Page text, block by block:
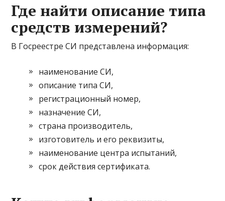
Где найти описание типа
средств измерений?
В Госреестре СИ представлена информация:
наименование СИ,
описание типа СИ,
регистрационный номер,
назначение СИ,
страна производитель,
изготовитель и его реквизиты,
наименование центра испытаний,
срок действия сертификата.